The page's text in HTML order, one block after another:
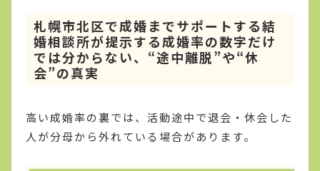
札幌市北区で成婚までサポートする結
婚相談所が提示する成婚率の数字だけ
では分からない、“途中離脱”や“休
会”の真実
高い成婚率の裏では、活動途中で退会・休会した
人が分母から外れている場合があります。